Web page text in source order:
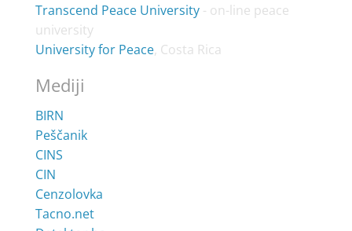
Transcend Peace University- on-line peace
university
University for Peace, Costa Rica
Mediji
BIRN
Peščanik
CINS
CIN
Cenzolovka
Tacno.net